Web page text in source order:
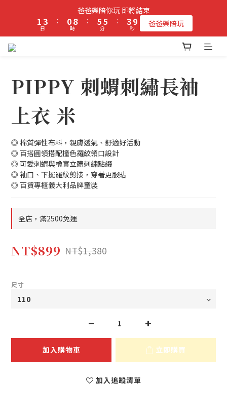
立即加入PIPPY會員即贈$100元購物金!
爸爸樂陪你玩 即將結束
1
0
3
2
日
:
08
7
3
0
時
:
6
5
4
0
6
5
4
0
分
:
4
3
2
9
8
7
3
2
1
秒 爸爸樂陪玩
PIPPY 刺蝟刺繡長袖
上衣 米
◎ 棉質彈性布料，親膚透氣、舒適好活動
◎ 百搭圓領搭配撞色羅紋領口設計
◎ 可愛刺蝟與橡實立體刺繡點綴
◎ 袖口、下擺羅紋剪接，穿著更服貼
◎ 百貨專櫃義大利品牌童裝
全店，滿2500免運
NT$899 NT$1,380
尺寸
加入購物車 立即購買
加入追蹤清單